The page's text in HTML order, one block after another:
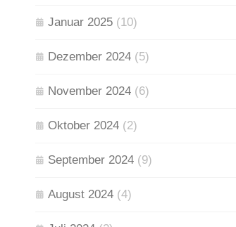
Januar 2025 (10)
Dezember 2024 (5)
November 2024 (6)
Oktober 2024 (2)
September 2024 (9)
August 2024 (4)